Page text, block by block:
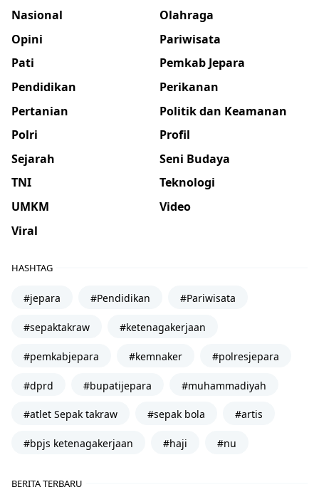
Nasional
Olahraga
Opini
Pariwisata
Pati
Pemkab Jepara
Pendidikan
Perikanan
Pertanian
Politik dan Keamanan
Polri
Profil
Sejarah
Seni Budaya
TNI
Teknologi
UMKM
Video
Viral
HASHTAG
#jepara #Pendidikan #Pariwisata
#sepaktakraw #ketenagakerjaan
#pemkabjepara #kemnaker #polresjepara
#dprd #bupatijepara #muhammadiyah
#atlet Sepak takraw #sepak bola #artis
#bpjs ketenagakerjaan #haji #nu
BERITA TERBARU